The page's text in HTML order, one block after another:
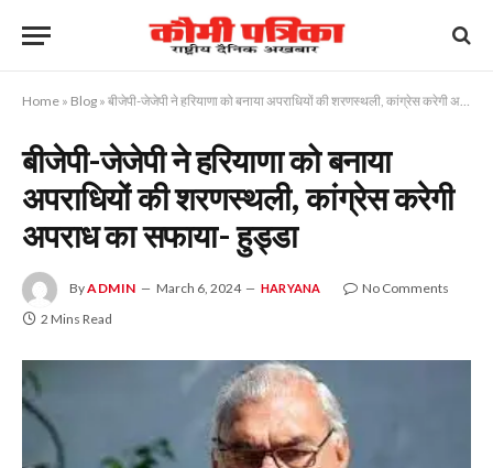
Home » Blog » बीजेपी-जेजेपी ने हरियाणा को बनाया अपराधियों की शरणस्थली, कांग्रेस करेगी अपराध का सफाया- हुड्डा
बीजेपी-जेजेपी ने हरियाणा को बनाया
अपराधियों की शरणस्थली, कांग्रेस करेगी
अपराध का सफाया- हुड्डा
ByADMIN March 6, 2024 HARYANA
No Comments
2 Mins Read